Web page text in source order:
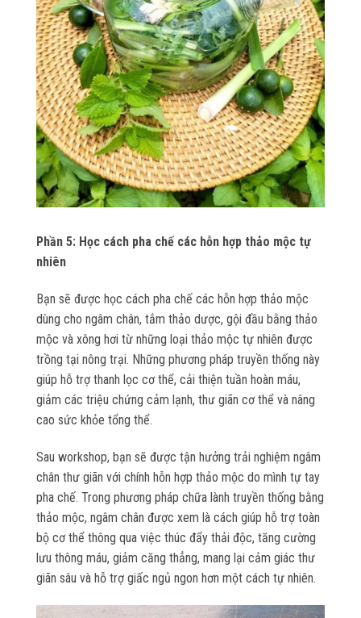
Phần 5: Học cách pha chế các hỗn hợp thảo mộc tự
nhiên
Bạn sẽ được học cách pha chế các hỗn hợp thảo mộc
dùng cho ngâm chân, tắm thảo dược, gội đầu bằng thảo
mộc và xông hơi từ những loại thảo mộc tự nhiên được
trồng tại nông trại. Những phương pháp truyền thống này
giúp hỗ trợ thanh lọc cơ thể, cải thiện tuần hoàn máu,
giảm các triệu chứng cảm lạnh, thư giãn cơ thể và nâng
cao sức khỏe tổng thể.
Sau workshop, bạn sẽ được tận hưởng trải nghiệm ngâm
chân thư giãn với chính hỗn hợp thảo mộc do mình tự tay
pha chế. Trong phương pháp chữa lành truyền thống bằng
thảo mộc, ngâm chân được xem là cách giúp hỗ trợ toàn
bộ cơ thể thông qua việc thúc đẩy thải độc, tăng cường
lưu thông máu, giảm căng thẳng, mang lại cảm giác thư
giãn sâu và hỗ trợ giấc ngủ ngon hơn một cách tự nhiên.